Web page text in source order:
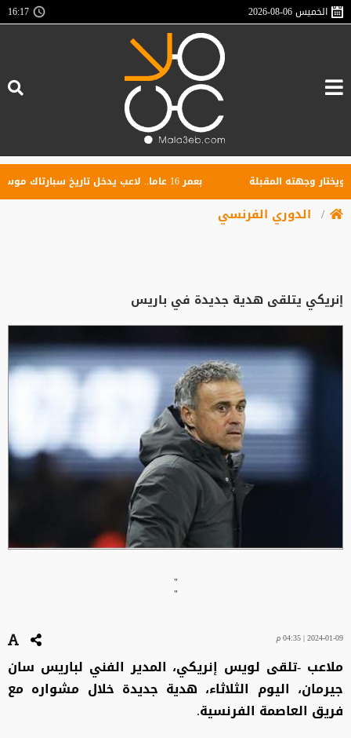
الخميس2026-08-06
16:17
وجهته المقبلة
الدوري الفرنسي
إنريكي يتلقى هدية جديدة في باريس
"
"
2024-01-09 | 04:35 م
ملاعب -تلقى لويس إنريكي، المدير الفني لباريس سان
جيرمان، اليوم الثلاثاء، هدية جديدة خلال مشواره مع
فريق العاصمة الفرنسية.